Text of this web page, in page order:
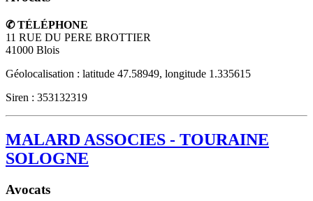
✆ TÉLÉPHONE
11 RUE DU PERE BROTTIER
41000 Blois
Géolocalisation : latitude 47.58949, longitude 1.335615
Siren : 353132319
MALARD ASSOCIES - TOURAINE
SOLOGNE
Avocats